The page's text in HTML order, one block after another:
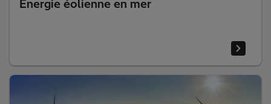
Énergie éolienne en mer